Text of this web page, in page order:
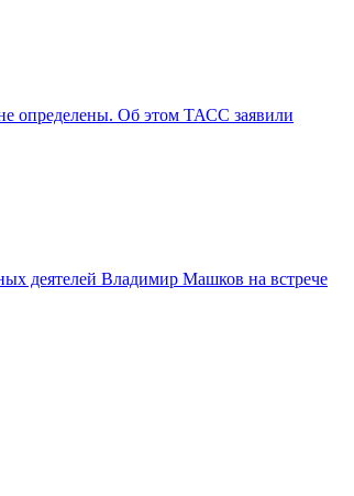
определены. Об этом ТАСС заявили
деятелей Владимир Машков на встрече